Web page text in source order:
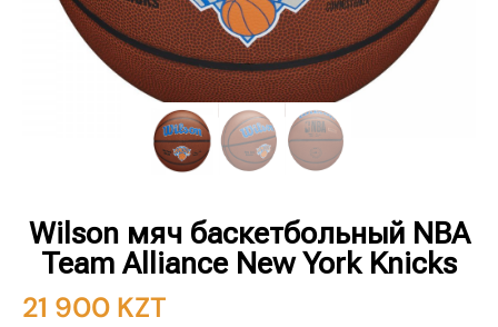
Wilson мяч баскетбольный NBA
Team Alliance New York Knicks
21 900 KZT